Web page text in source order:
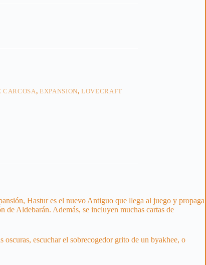
CARCOSA,EXPANSION,LOVECRAFT
Hastur es el nuevo Antiguo que llega al juego y propaga
de Aldebarán. Además, se incluyen muchas cartas de
escuchar el sobrecogedor grito de un byakhee, o